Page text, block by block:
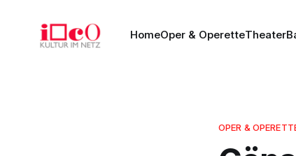
HomeOper & OperetteTheater
OPER &